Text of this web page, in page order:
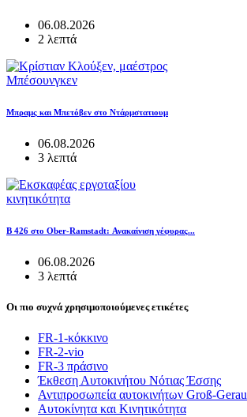
06.08.2026
2 λεπτά
Μπέσουνγκεν
Μπραμς και Μπετόβεν στο Ντάρμστατιουμ
06.08.2026
3 λεπτά
κινητικότητα
B 426 στο Ober-Ramstadt: Ανακαίνιση γέφυρας...
06.08.2026
3 λεπτά
Οι πιο συχνά χρησιμοποιούμενες ετικέτες
FR-1-κόκκινο
FR-2-vio
FR-3 πράσινο
Έκθεση Αυτοκινήτου Νότιας Έσσης
Αντιπροσωπεία αυτοκινήτων Groß-Gerau
Αυτοκίνητα και Κινητικότητα